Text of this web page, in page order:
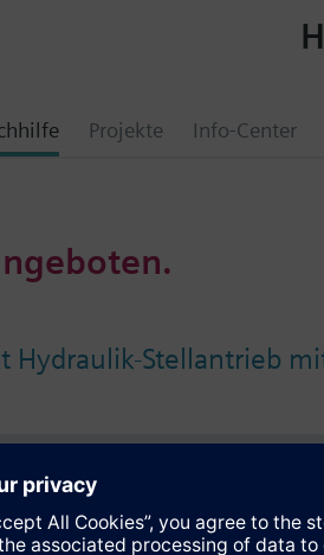
Projekte Info-Center
Hydraulik-Stellantrieb